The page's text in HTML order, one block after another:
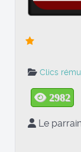
Clics
2982
Le